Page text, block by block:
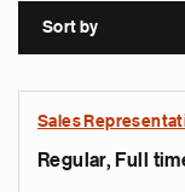
Sort by
Sales
Regular, Full